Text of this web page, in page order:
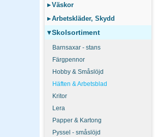
▸Väskor
▸Arbetskläder, Skydd
▾Skolsortiment
Barnsaxar - stans
Färgpennor
Hobby & Småslöjd
Häften & Arbetsblad
Kritor
Lera
Papper & Kartong
Pyssel - småslöjd